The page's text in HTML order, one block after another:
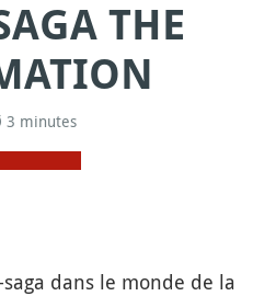
THE
minutes
saga dans le monde de la